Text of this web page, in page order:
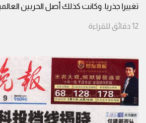
تغييرا جذريا. وكانت كذلك أصل الحربين
12 دقائق للقراءة